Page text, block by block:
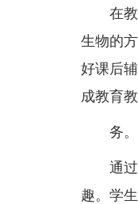
在
生物的
好课后
成教育
务。
通
趣。学